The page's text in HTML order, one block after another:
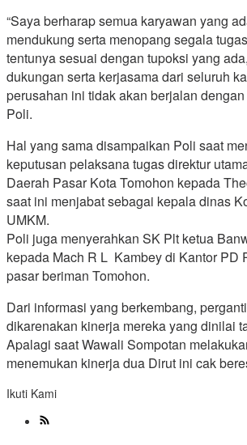
“Saya berharap semua karyawan yang
mendukung serta menopang segala
tentunya sesuai dengan tupoksi yang
dukungan serta kerjasama dari seluruh
perusahan ini tidak akan berjalan dengan
Poli.
Hal yang sama disampaikan Poli saat
keputusan pelaksana tugas direktur
Daerah Pasar Kota Tomohon kepada
saat ini menjabat sebagai kepala dinas
UMKM.
Poli juga menyerahkan SK Plt ketua
kepada Mach R L Kambey di Kantor PD
pasar beriman Tomohon.
Dari informasi yang berkembang,
dikarenakan kinerja mereka yang dinilai
Apalagi saat Wawali Sompotan
menemukan kinerja dua Dirut ini cak
Ikuti Kami